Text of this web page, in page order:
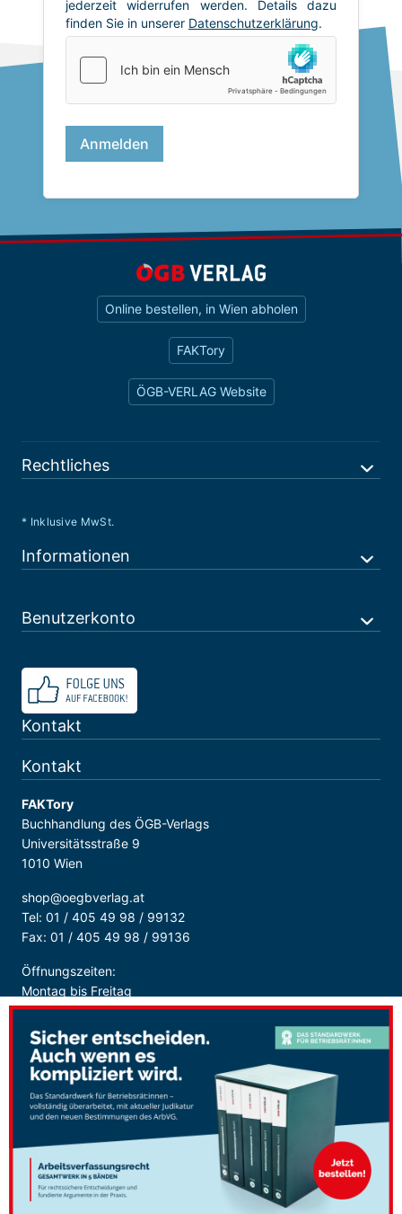
Online bestellen, in Wien abholen
FAKTory
ÖGB-VERLAG Website
Rechtliches
* Inklusive MwSt.
Informationen
Benutzerkonto
Kontakt
Kontakt
FAKTory
Buchhandlung des ÖGB-Verlags
Universitätsstraße 9
1010 Wien
shop@oegbverlag.at
Tel: 01 / 405 49 98 / 99132
Fax: 01 / 405 49 98 / 99136
Öffnungszeiten:
Montag bis Freitag
9:00 - 18:00 Uhr
durchgehend
Sicher Bezahlen: